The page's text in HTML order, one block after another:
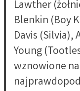
Lawther
Blenkin (Boy
Davis (Silvia),
Young
wznowione